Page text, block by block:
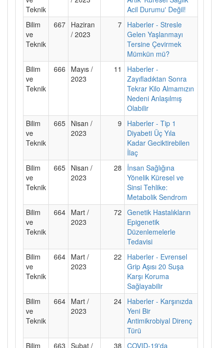
Teknik
Acil Durumu' Değil!
Bilim
ve
Teknik
667 Haziran
/ 2023
7 Haberler - Stresle
Gelen Yaşlanmayı
Tersine Çevirmek
Mümkün mü?
Bilim
ve
Teknik
666
Mayıs /
2023
11
Haberler -
Zayıfladıktan Sonra
Tekrar Kilo Almamızın
Nedeni Anlaşılmış
Olabilir
Bilim
ve
Teknik
665 Nisan /
2023
9
Haberler - Tip 1
Diyabeti Üç Yıla
Kadar Geciktirebilen
İlaç
Bilim
ve
Teknik
665 Nisan /
2023
28
İnsan Sağlığına
Yönelik Küresel ve
Sinsi Tehlike:
Metabolik Sendrom
Bilim
ve
Teknik
664 Mart /
2023
72 Genetik Hastalıkların
Epigenetik
Düzenlemelerle
Tedavisi
Bilim
ve
Teknik
664 Mart /
2023
22
Haberler - Evrensel
Grip Aşısı 20 Suşa
Karşı Koruma
Sağlayabilir
Bilim
ve
Teknik
664 Mart /
2023
24 Haberler - Karşınızda
Yeni Bir
Antimikrobiyal Direnç
Türü
Bilim
663 Şubat /
38 COVID-19'da